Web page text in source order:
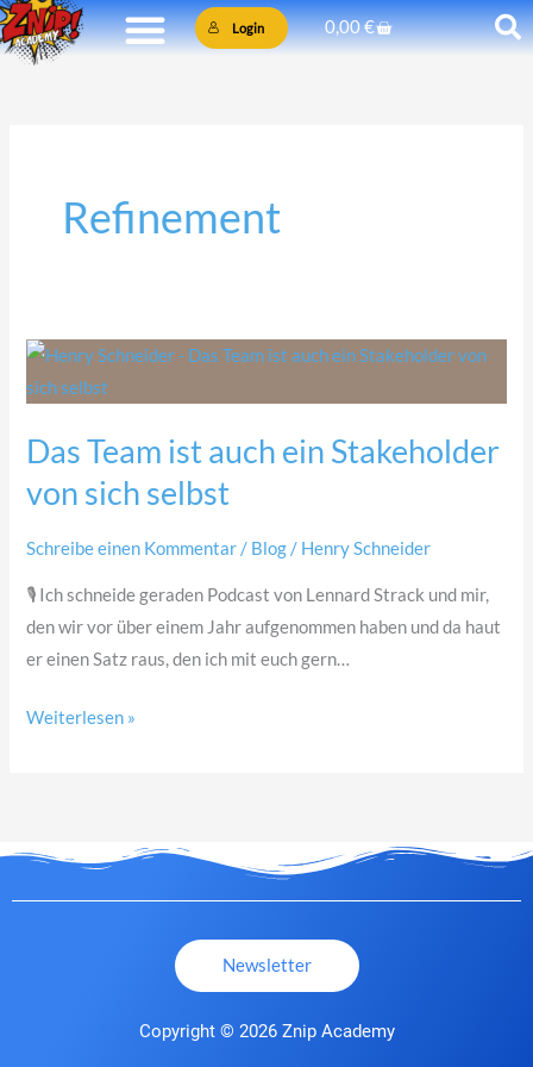
Zum
Inhalt
Login 0,00€Warenkorb
Refinement
Das Team ist auch ein Stakeholder
von sich selbst
Schreibe einen Kommentar / Blog / Henry Schneider
🎙 Ich schneide geraden Podcast von Lennard Strack und mir,
den wir vor über einem Jahr aufgenommen haben und da haut
er einen Satz raus, den ich mit euch gern…
Das
Team
auch
von
Weiterlesen »
Newsletter
Copyright © 2026 Znip Academy